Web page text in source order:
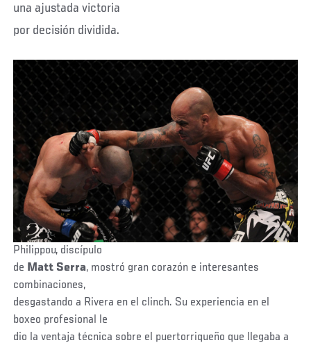
una ajustada victoria
por decisión dividida.
Philippou, discípulo
de Matt Serra, mostró gran corazón e interesantes
combinaciones,
desgastando a Rivera en el clinch. Su experiencia en el
boxeo profesional le
dio la ventaja técnica sobre el puertorriqueño que llegaba a